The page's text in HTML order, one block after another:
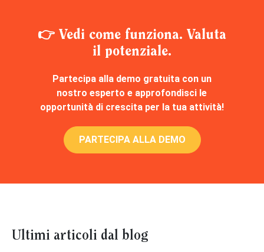
👉 Vedi come funziona. Valuta
il potenziale.
Partecipa alla demo gratuita con un
nostro esperto e approfondisci le
opportunità di crescita per la tua attività!
PARTECIPA ALLA DEMO
Ultimi articoli dal blog